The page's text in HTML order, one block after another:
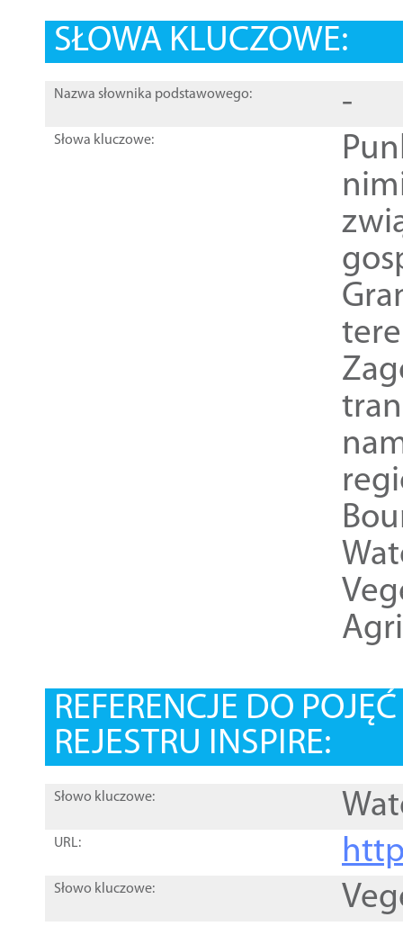
SŁOWA KLUCZOWE:
Nazwa słownika podstawowego: -
Słowa kluczowe:
REFERENCJE DO
REJESTRU INSPIRE:
Słowo kluczowe:
URL:
Słowo kluczowe: